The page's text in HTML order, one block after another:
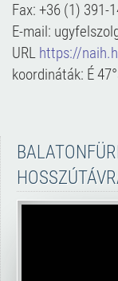
Fax: +36 (1) 391-
E-mail:
URL https://
koordináták: É